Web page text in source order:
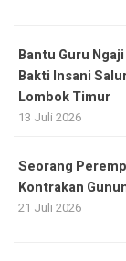
Bantu Guru
Bakti Insani
Lombok Timur
13 Juli 2026
Seorang
Kontrakan
21 Juli 2026